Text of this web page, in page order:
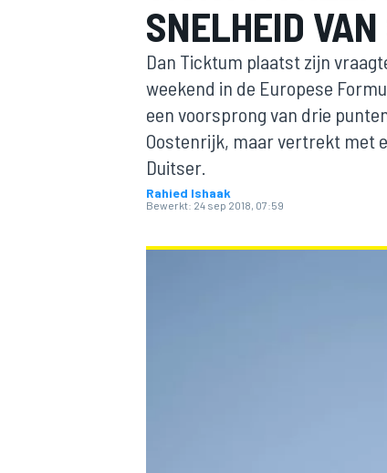
MOTOGP
SNELHEID
Dan Ticktum plaatst zijn
weekend in de Europese
een voorsprong van drie
Oostenrijk, maar vertrekt met
Duitser.
Rahied Ishaak
Bewerkt: 24 sep 2018, 07:59